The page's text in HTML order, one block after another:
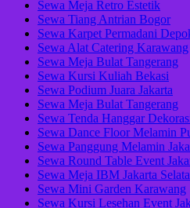
Sewa Meja Retro Estetik
Sewa Tiang Antrian Bogor
Sewa Karpet Permadani
Sewa Alat Catering Karawang
Sewa Meja Bulat Tangerang
Sewa Kursi Kuliah Bekasi
Sewa Podium Juara Jakarta
Sewa Meja Bulat Tangerang
Sewa Tenda Hanggar
Sewa Dance Floor Melamin
Sewa Panggung Melamin
Sewa Round Table Event
Sewa Meja IBM Jakarta
Sewa Mini Garden Karawang
Sewa Kursi Lesehan Event